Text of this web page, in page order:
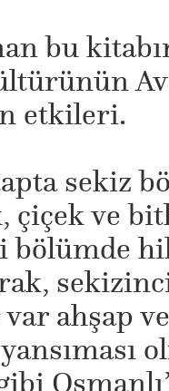
bu
etkileri.
sekiz
çiçek ve
bölümde
ahşap